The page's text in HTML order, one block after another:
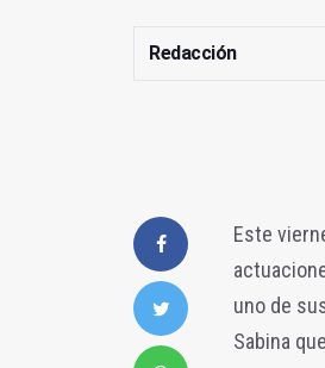
Redacción
Este
uno de
Sabina